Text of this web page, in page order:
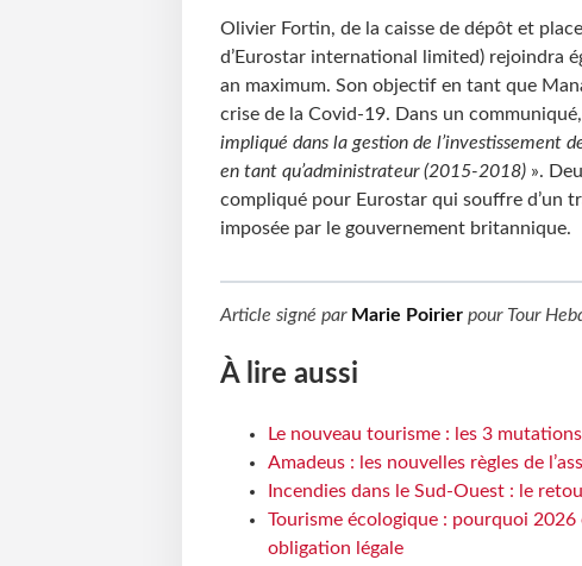
Olivier Fortin, de la caisse de dépôt et
d’Eurostar international limited) rejoindra
an maximum. Son objectif en tant que
crise de la Covid-19. Dans un
impliqué dans la gestion de l’investissement
en tant qu’administrateur (2015-2018) ».
compliqué pour Eurostar qui souffre d’un
imposée par le gouvernement britannique.
Article signé par Marie Poirierpour Tour
À lire aussi
Le nouveau tourisme : les 3
Amadeus : les nouvelles règles de
Incendies dans le Sud-Ouest : le
Tourisme écologique : pourquoi
obligation légale